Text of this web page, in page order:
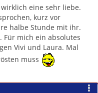
eine sehr liebe.
kurz vor
halbe Stunde mit ihr.
Für mich ein absolutes
Vivi und Laura. Mal
muss
Zitieren